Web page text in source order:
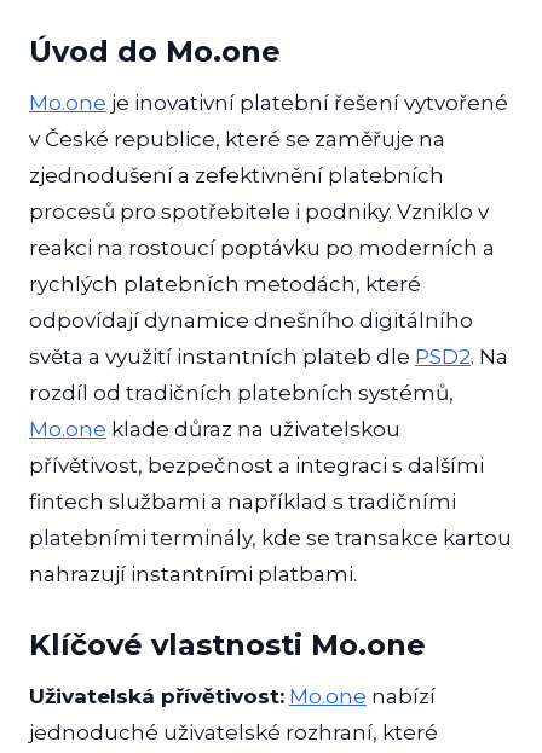
Úvod do Mo.one
Mo.one je inovativní platební řešení vytvořené
v České republice, které se zaměřuje na
zjednodušení a zefektivnění platebních
procesů pro spotřebitele i podniky. Vzniklo v
reakci na rostoucí poptávku po moderních a
rychlých platebních metodách, které
odpovídají dynamice dnešního digitálního
světa a využití instantních plateb dle PSD2. Na
rozdíl od tradičních platebních systémů,
Mo.one klade důraz na uživatelskou
přívětivost, bezpečnost a integraci s dalšími
fintech službami a například s tradičními
platebními terminály, kde se transakce kartou
nahrazují instantními platbami.
Klíčové vlastnosti Mo.one
Uživatelská přívětivost: Mo.one nabízí
jednoduché uživatelské rozhraní, které